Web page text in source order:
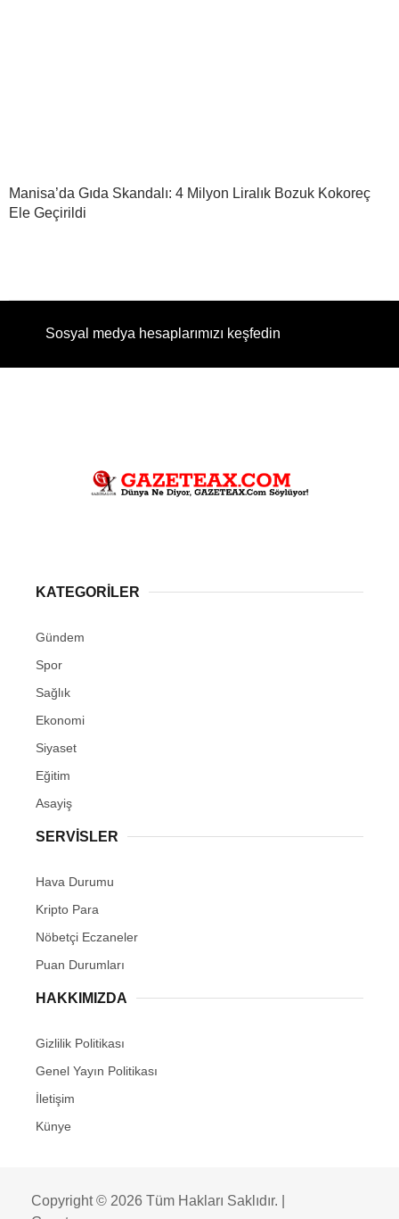
Manisa’da Gıda Skandalı: 4 Milyon Liralık Bozuk Kokoreç
Ele Geçirildi
Sosyal medya hesaplarımızı keşfedin
KATEGORİLER
Gündem
Spor
Sağlık
Ekonomi
Siyaset
Eğitim
Asayiş
SERVİSLER
Hava Durumu
Kripto Para
Nöbetçi Eczaneler
Puan Durumları
HAKKIMIZDA
Gizlilik Politikası
Genel Yayın Politikası
İletişim
Künye
Copyright © 2026 Tüm Hakları Saklıdır. |